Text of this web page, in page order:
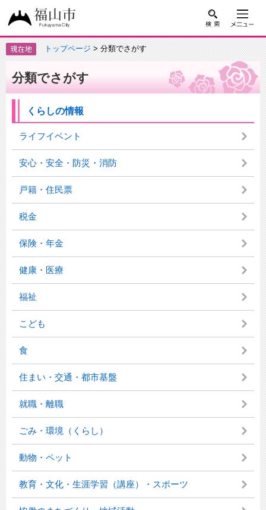
トップページ> 分類でさがす
分類でさがす
くらしの情報
ライフイベント
安心・安全・防災・消防
戸籍・住民票
税金
保険・年金
健康・医療
福祉
こども
食
住まい・交通・都市基盤
就職・離職
ごみ・環境（くらし）
動物・ペット
教育・文化・生涯学習（講座）・スポーツ